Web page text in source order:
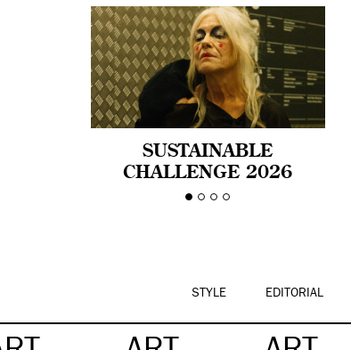
SUSTAINABLE
CHALLENGE 2026
CELEBRA LA
STYLE EDITORIAL